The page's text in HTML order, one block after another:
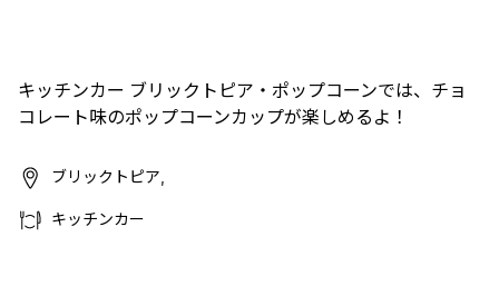
キッチンカー ブリックトピア・ポップコーンでは、チョ
コレート味のポップコーンカップが楽しめるよ！
ブリックトピア,
キッチンカー